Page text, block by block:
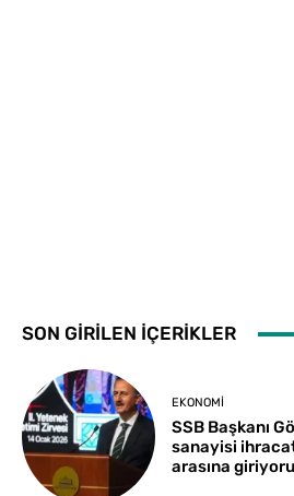
SON GİRİLEN İÇERİKLER
EKONOMI
SSB Başkanı
sanayisi
arasına